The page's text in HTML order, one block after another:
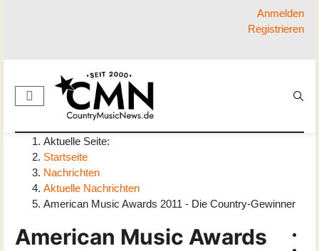
Anmelden
Registrieren
Aktuelle Seite:
Startseite
Nachrichten
Aktuelle Nachrichten
American Music Awards 2011 - Die Country-Gewinner
American Music Awards